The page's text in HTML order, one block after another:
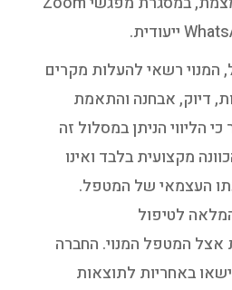
המנוי רשאי להעלות מקרים
דיוק, אבחנה והתאמת
הליווי הניתן במסלול זה
מקצועית בלבד ואינו
העצמאי של המטפל.
לטיפול
המטפל המנוי. החברה
באחריות לתוצאות